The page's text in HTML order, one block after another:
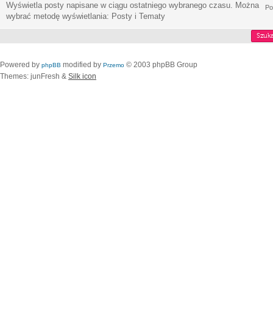
Wyświetla posty napisane w ciągu ostatniego wybranego czasu. Można
wybrać metodę wyświetlania: Posty i Tematy
Powered by phpBB modified by Przemo © 2003 phpBB Group
Themes: junFresh & Silk icon